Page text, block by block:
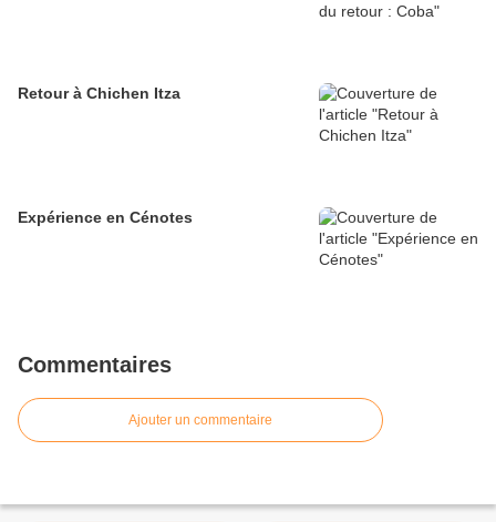
Retour à Chichen Itza
Expérience en Cénotes
Commentaires
Ajouter un commentaire